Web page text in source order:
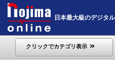
日本最大級のデジタ
クリックでカテゴリ表示